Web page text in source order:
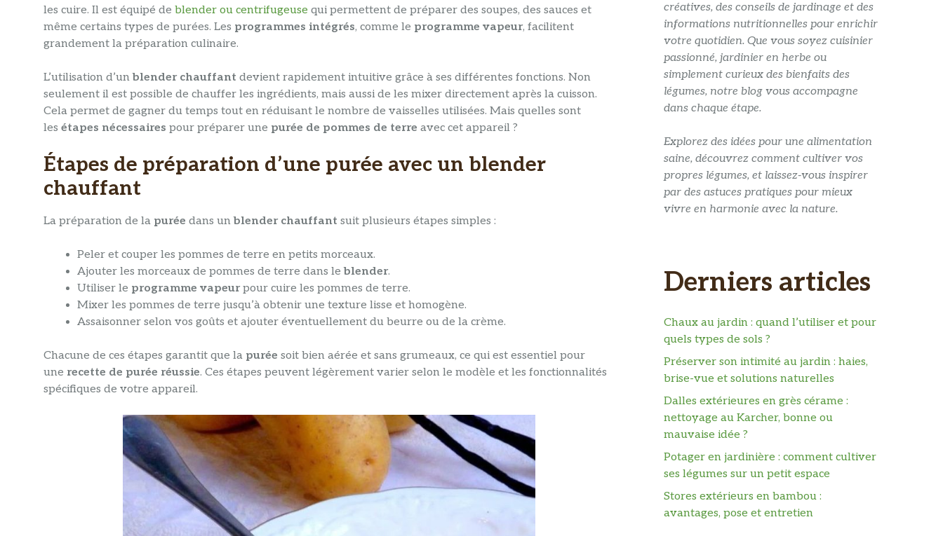
les cuire. Il est équipé de blender ou centrifugeuse qui permettent de préparer des soupes, des sauces et
même certains types de purées. Les programmes intégrés, comme le programme vapeur, facilitent
grandement la préparation culinaire.
L’utilisation d’unblender chauffant devient rapidement intuitive grâce à ses différentes fonctions. Non
seulement il est possible de chauffer les ingrédients, mais aussi de les mixer directement après la cuisson.
Cela permet de gagner du temps tout en réduisant le nombre de vaisselles utilisées. Mais quelles sont
les étapes nécessaires pour préparer une purée de pommes de terre avec cet appareil ?
Étapes de préparation d’une purée avec un blender
chauffant
La préparation de la purée dans unblender chauffant suit plusieurs étapes simples :
Peler et couper les pommes de terre en petits morceaux.
Ajouter les morceaux de pommes de terre dans leblender.
Utiliser le programme vapeurpour cuire les pommes de terre.
Mixer les pommes de terre jusqu’à obtenir une texture lisse et homogène.
Assaisonner selon vos goûts et ajouter éventuellement du beurre ou de la crème.
Chacune de ces étapes garantit que la purée soit bien aérée et sans grumeaux, ce qui est essentiel pour
une recette de purée réussie. Ces étapes peuvent légèrement varier selon le modèle et les fonctionnalités
spécifiques de votre appareil.
créatives, des conseils de jardinage et des
informations nutritionnelles pour enrichir
votre quotidien. Que vous soyez cuisinier
passionné, jardinier en herbe ou
simplement curieux des bienfaits des
légumes, notre blog vous accompagne
dans chaque étape.
Explorez des idées pour une alimentation
saine, découvrez comment cultiver vos
propres légumes, et laissez-vous inspirer
par des astuces pratiques pour mieux
vivre en harmonie avec la nature.
Derniers articles
Chaux au jardin : quand l’utiliser et pour
quels types de sols ?
Préserver son intimité au jardin : haies,
brise-vue et solutions naturelles
Dalles extérieures en grès cérame :
nettoyage au Karcher, bonne ou
mauvaise idée ?
Potager en jardinière : comment cultiver
ses légumes sur un petit espace
Stores extérieurs en bambou :
avantages, pose et entretien